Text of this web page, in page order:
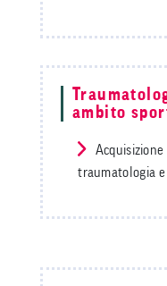
ambito
traumatologia